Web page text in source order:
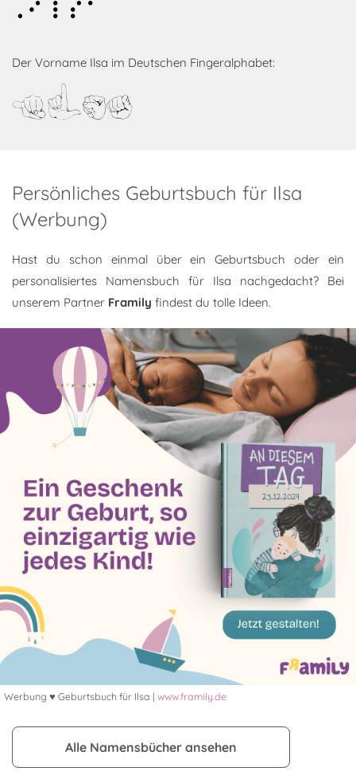
Ilsa
Der Vorname Ilsa im Deutschen Fingeralphabet:
Ilsa
Persönliches Geburtsbuch für Ilsa
(Werbung)
Hast du schon einmal über ein Geburtsbuch oder ein
personalisiertes Namensbuch für Ilsa nachgedacht? Bei
unserem Partner Framily findest du tolle Ideen.
Werbung ♥ Geburtsbuch für Ilsa | www.framily.de
Alle Namensbücher ansehen